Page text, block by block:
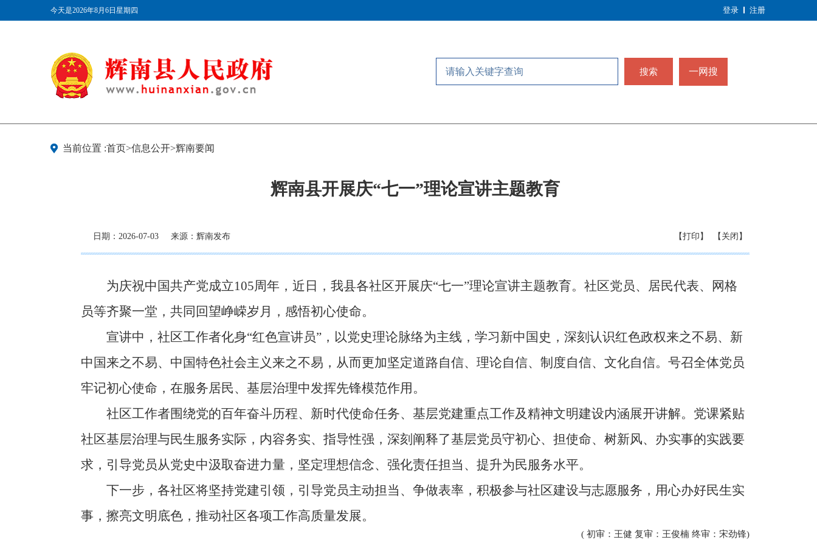
今天是2026年8月6日星期四 登录 注册
搜索 一网搜
当前位置 :首页>信息公开>辉南要闻
辉南县开展庆“七一”理论宣讲主题教育
日期：2026-07-03 来源：辉南发布 【打印】 【关闭】
为庆祝中国共产党成立105周年，近日，我县各社区开展庆“七一”理论宣讲主题教育。社区党员、居民代表、网格
员等齐聚一堂，共同回望峥嵘岁月，感悟初心使命。
宣讲中，社区工作者化身“红色宣讲员”，以党史理论脉络为主线，学习新中国史，深刻认识红色政权来之不易、新
中国来之不易、中国特色社会主义来之不易，从而更加坚定道路自信、理论自信、制度自信、文化自信。号召全体党员
牢记初心使命，在服务居民、基层治理中发挥先锋模范作用。
社区工作者围绕党的百年奋斗历程、新时代使命任务、基层党建重点工作及精神文明建设内涵展开讲解。党课紧贴
社区基层治理与民生服务实际，内容务实、指导性强，深刻阐释了基层党员守初心、担使命、树新风、办实事的实践要
求，引导党员从党史中汲取奋进力量，坚定理想信念、强化责任担当、提升为民服务水平。
下一步，各社区将坚持党建引领，引导党员主动担当、争做表率，积极参与社区建设与志愿服务，用心办好民生实
事，擦亮文明底色，推动社区各项工作高质量发展。
( 初审：王健 复审：王俊楠 终审：宋劲锋)